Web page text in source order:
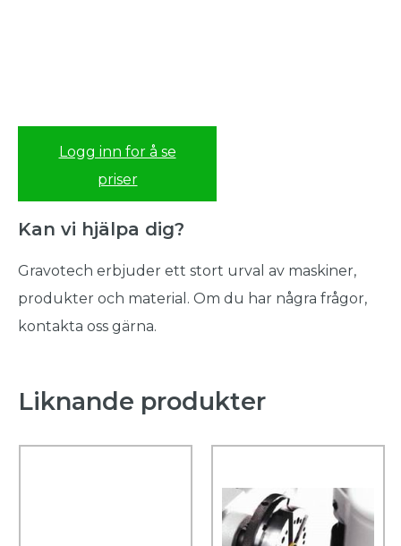
Logg inn for å se
priser
Kan vi hjälpa dig?
Gravotech erbjuder ett stort urval av maskiner,
produkter och material. Om du har några frågor,
kontakta oss gärna.
Liknande produkter